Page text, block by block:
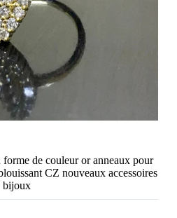
de couleur or anneaux pour
CZ nouveaux accessoires
bijoux